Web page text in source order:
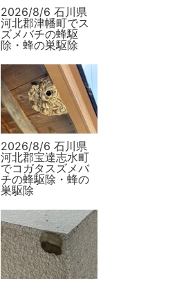
2026/8/6 石川県
河北郡津幡町でス
ズメバチの蜂駆
除・蜂の巣駆除
2026/8/6 石川県
河北郡宝達志水町
でコガタスズメバ
チの蜂駆除・蜂の
巣駆除